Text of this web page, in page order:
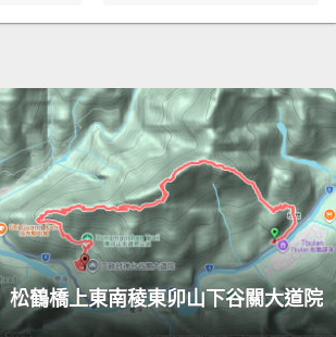
松鶴橋上東南稜東卯山下谷關大道院